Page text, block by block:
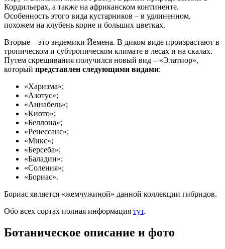
Кордильерах, а также на африканском континенте.
Особенность этого вида кустарников – в удлиненном,
похожем на клубень корне и больших цветках.
Вторые – это эндемики Йемена. В диком виде произрастают в
тропическом и субтропическом климате в лесах и на скалах.
Путем скрещивания получился новый вид – «Элатиор»,
который представлен следующими видами:
«Харизма»;
«Азотус»;
«Аннабель»;
«Киото»;
«Беллона»;
«Ренессанс»;
«Микс»;
«Берсеба»;
«Баладин»;
«Соления»;
«Бориас».
Бориас является «жемчужиной» данной коллекции гибридов.
Обо всех сортах полная информация тут.
Ботаническое описание и фото